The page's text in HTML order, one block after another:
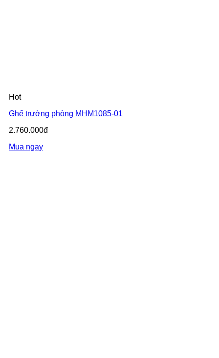
Hot
Ghế trưởng phòng MHM1085-01
2.760.000đ
Mua ngay